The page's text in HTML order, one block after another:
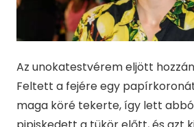
Az unokatestvérem eljött
Feltett a fejére egy
maga köré tekerte, így lett